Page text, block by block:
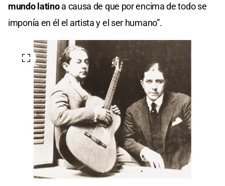
mundo latinoa causa de que por encima de todo se
imponía en él el artista y el ser humano”.